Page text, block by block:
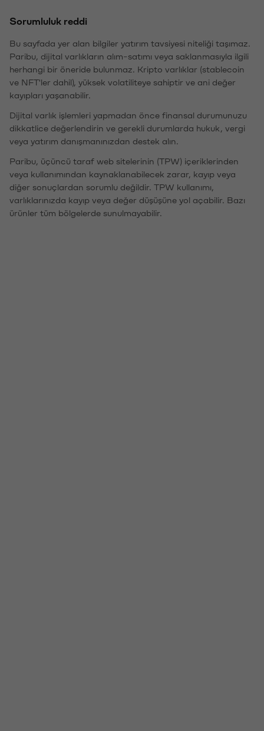
Sorumluluk reddi
Bu sayfada yer alan bilgiler yatırım tavsiyesi niteliği taşımaz.
Paribu, dijital varlıkların alım-satımı veya saklanmasıyla ilgili
herhangi bir öneride bulunmaz. Kripto varlıklar (stablecoin
ve NFT'ler dahil), yüksek volatiliteye sahiptir ve ani değer
kayıpları yaşanabilir.
Dijital varlık işlemleri yapmadan önce finansal durumunuzu
dikkatlice değerlendirin ve gerekli durumlarda hukuk, vergi
veya yatırım danışmanınızdan destek alın.
Paribu, üçüncü taraf web sitelerinin (TPW) içeriklerinden
veya kullanımından kaynaklanabilecek zarar, kayıp veya
diğer sonuçlardan sorumlu değildir. TPW kullanımı,
varlıklarınızda kayıp veya değer düşüşüne yol açabilir. Bazı
ürünler tüm bölgelerde sunulmayabilir.